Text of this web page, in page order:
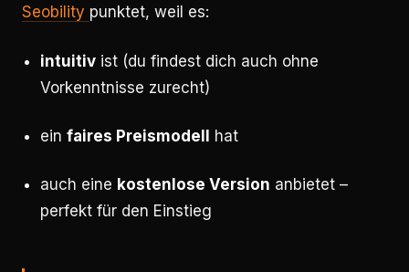
Seobility punktet, weil es:
intuitiv ist (du findest dich auch ohne
Vorkenntnisse zurecht)
ein faires Preismodell hat
auch eine kostenlose Version anbietet –
perfekt für den Einstieg